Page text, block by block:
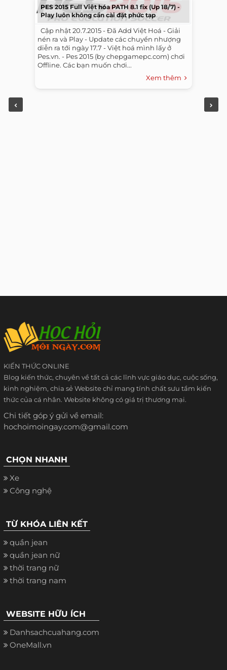
PES 2015 Full Việt hóa PATH 8.1 fix (Up 18/7) -
Play luôn không cần cài đặt phức tạp
​ ​ Cập nhật 20.7.2015 - Đã Add Việt Hoá - Giải
nén ra và Play - Update các chuyển nhượng
diễn ra tới ngày 17.7 - Việt hoá mình lấy ở
Pes.vn. - Pes 2015 (by chepgamepc.com) chơi
Offline. Các bạn muốn chơi...
Xem thêm
KIẾN THỨC ONLINE
Blog kiến thức, chuyên về tất cả các lĩnh vực giáo dục, cuộc sống,
kinh nghiệm, chia sẻ Website chỉ mang tính chất sưu tầm kiến
thức của cá nhân. Website không có giá trị thương mại.
Chi tiết góp ý gửi về email:
hochoimoingay.com@gmail.com
CHỌN NHANH
Xe
Công nghệ
TỪ KHÓA LIÊN KẾT
quần jean
quần jean nữ
thời trang nữ
thời trang nam
WEBSITE HỮU ÍCH
Danhsachcuahang.com
OneMall.vn